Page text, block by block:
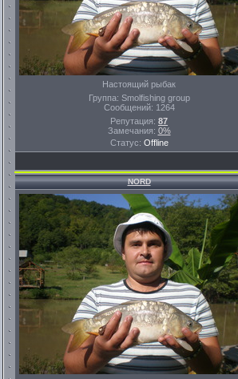
Настоящий рыбак
Группа: Smolfishing group
Сообщений: 1264
Репутация: 87
Замечания: 0%
Статус: Offline
NORD